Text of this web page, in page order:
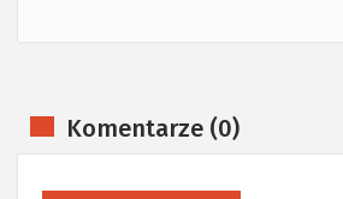
Komentarze (0)